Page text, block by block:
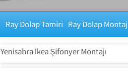
Ray Dolap Tamiri Ray Dolap Montaj
Yenisahra İkea Şifonyer Montajı